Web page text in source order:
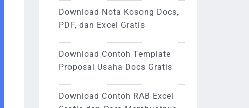
Download Nota Kosong Docs,
PDF, dan Excel Gratis
Download Contoh Template
Proposal Usaha Docs Gratis
Download Contoh RAB Excel